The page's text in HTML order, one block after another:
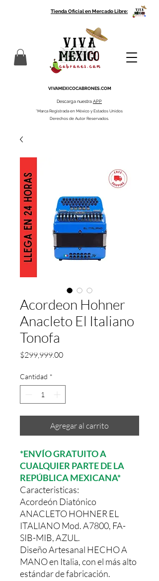
Descarga nuestra APP
*Marca Registrada en México y Estados Unidos
Derechos de Autor Reservados.
Tienda Oficial en Mercado Libre:
VIVAMEXICOCABRONES.COM
Acordeon Hohner
Anacleto El Italiano
Tonofa
$299,999.00Precio
Cantidad *
Agregar al carrito
*ENVÍO GRATUITO A
CUALQUIER PARTE DE LA
REPÚBLICA MEXICANA*
Caracteristicas:
Acordeón Diatónico
ANACLETO HOHNER EL
ITALIANO Mod. A7800, FA-
SIB-MIB, AZUL.
Diseño Artesanal HECHO A
MANO en Italia, con el más alto
estándar de fabricación.